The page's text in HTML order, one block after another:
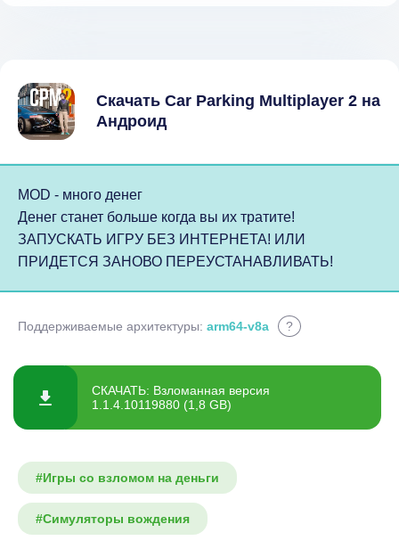
Скачать Car Parking Multiplayer 2 на
Андроид
MOD - много денег
Денег станет больше когда вы их тратите!
ЗАПУСКАТЬ ИГРУ БЕЗ ИНТЕРНЕТА! ИЛИ
ПРИДЕТСЯ ЗАНОВО ПЕРЕУСТАНАВЛИВАТЬ!
Поддерживаемые архитектуры: arm64-v8a ?
СКАЧАТЬ: Взломанная версия
1.1.4.10119880 (1,8 GB)
#Игры со взломом на деньги
#Симуляторы вождения